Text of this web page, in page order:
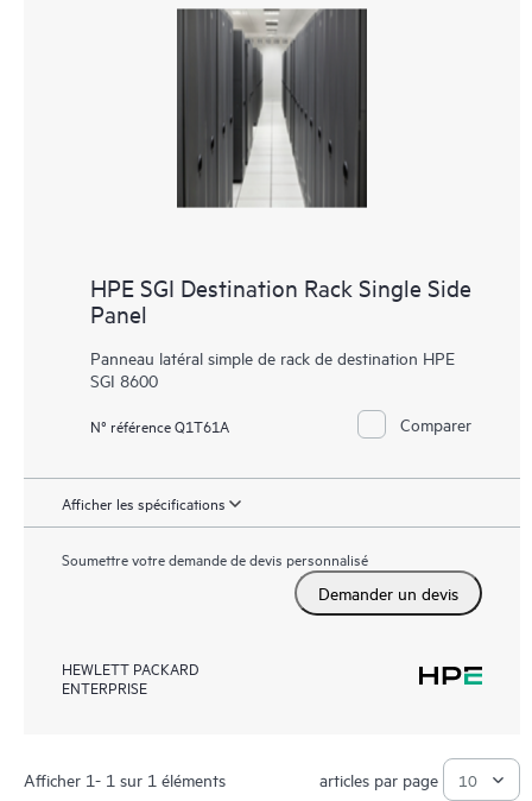
HPE SGI Destination Rack Single Side
Panel
Panneau latéral simple de rack de destination HPE
SGI 8600
N° référence Q1T61A Comparer
Afficher les spécifications
Soumettre votre demande de devis personnalisé
Demander un devis
HEWLETT PACKARD
ENTERPRISE
Afficher 1- 1 sur 1 éléments articles par page